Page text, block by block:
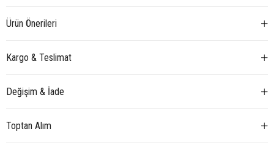
Ürün Önerileri
Kargo & Teslimat
Değişim & İade
Toptan Alım